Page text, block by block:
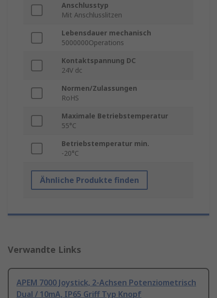
Anschlusstyp
Mit Anschlusslitzen
Lebensdauer mechanisch
5000000Operations
Kontaktspannung DC
24V dc
Normen/Zulassungen
RoHS
Maximale Betriebstemperatur
55°C
Betriebstemperatur min.
-20°C
Ähnliche Produkte finden
Verwandte Links
APEM 7000 Joystick, 2-Achsen Potenziometrisch
Dual / 10mA, IP65 Griff Typ Knopf